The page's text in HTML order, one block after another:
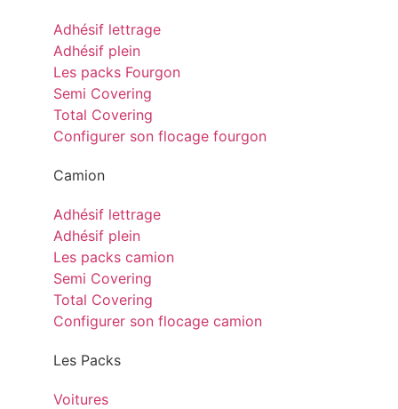
Adhésif lettrage
Adhésif plein
Les packs Fourgon
Semi Covering
Total Covering
Configurer son flocage fourgon
Camion
Adhésif lettrage
Adhésif plein
Les packs camion
Semi Covering
Total Covering
Configurer son flocage camion
Les Packs
Voitures